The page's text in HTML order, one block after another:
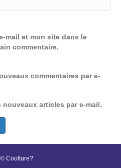
mail et mon site dans le
commentaire.
commentaires par e-
nouveaux articles par e-mail.
Coolture?